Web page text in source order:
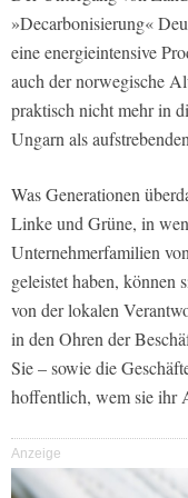
»Decarbonisierung«
eine energieintensive
auch der norwegische
praktisch nicht mehr in
Ungarn als
Was Generationen
Linke und Grüne, in
Unternehmerfamilien
geleistet haben, können
von der lokalen
in den Ohren der
Sie – sowie die
hoffentlich, wem sie ihr
Anzeige